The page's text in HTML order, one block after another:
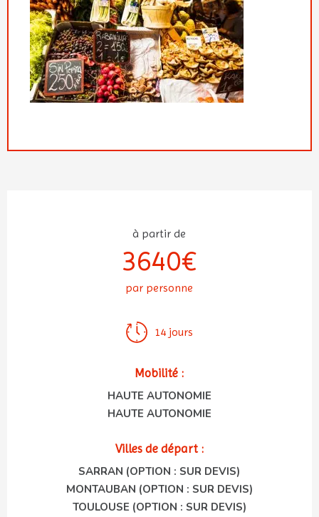
à partir de
3640€
par personne
14 jours
Mobilité :
HAUTE AUTONOMIE
HAUTE AUTONOMIE
Villes de départ :
SARRAN (OPTION : SUR DEVIS)
MONTAUBAN (OPTION : SUR DEVIS)
TOULOUSE (OPTION : SUR DEVIS)